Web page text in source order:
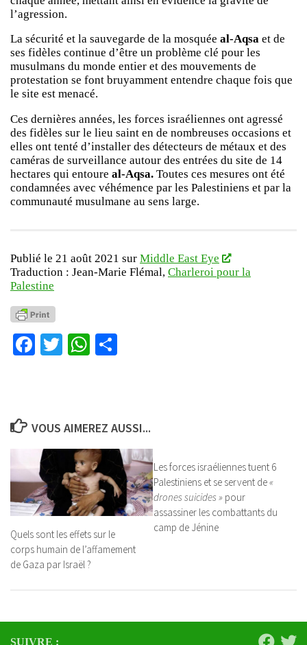
l’agression.
La sécurité et la sauvegarde de la mosquée al-Aqsa et de
ses fidèles continue d’être un problème clé pour les
musulmans du monde entier et des mouvements de
protestation se font bruyamment entendre chaque fois que
le site est menacé.
Ces dernières années, les forces israéliennes ont agressé
des fidèles sur le lieu saint en de nombreuses occasions et
elles ont tenté d’installer des détecteurs de métaux et des
caméras de surveillance autour des entrées du site de 14
hectares qui entoure al-Aqsa. Toutes ces mesures ont été
condamnées avec véhémence par les Palestiniens et par la
communauté musulmane au sens large.
Publié le 21 août 2021 sur Middle East Eye
Traduction : Jean-Marie Flémal, Charleroi pour la
Palestine
Facebook
TwitterWhatsApp
VOUS AIMEREZ AUSSI...
Quels sont les effets sur le
corps humain de l’affamement
de Gaza par Israël ?
Les forces israéliennes tuent 6
Palestiniens et se servent de«
drones suicides » pour
assassiner les combattants du
camp de Jénine
SUIVRE :